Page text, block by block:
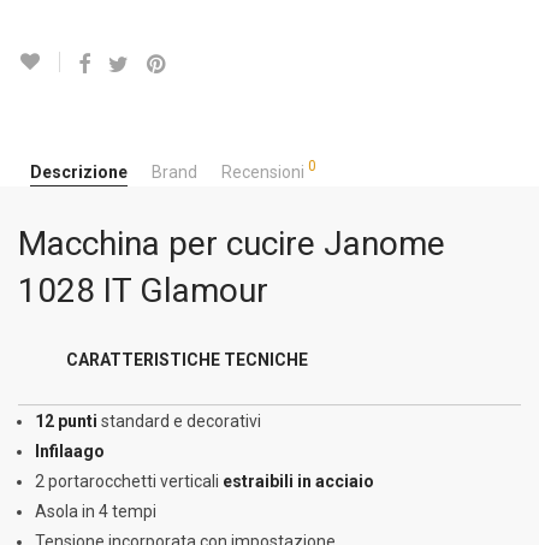
Descrizione Brand Recensioni 0
Macchina per cucire Janome
1028 IT Glamour
CARATTERISTICHE TECNICHE
12 punti standard e decorativi
Infilaago
2 portarocchetti verticali estraibili in acciaio
Asola in 4 tempi